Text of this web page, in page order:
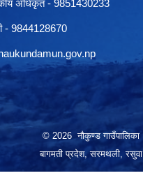
अधिकृत - 9851430233
- 9844128670
© 2026 नौकुण्ड गाउँपालिका
बागमती प्रदेश, सरमथली, रसुवा